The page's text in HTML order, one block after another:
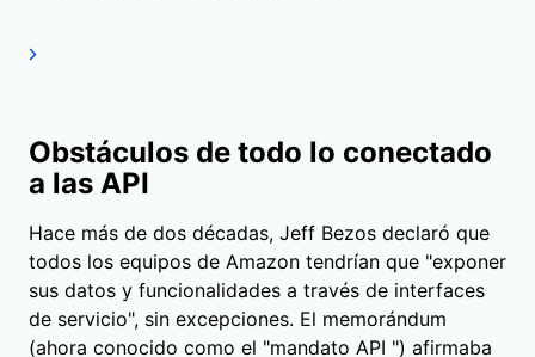
Obstáculos de todo lo conectado
a las API
Hace más de dos décadas, Jeff Bezos declaró que
todos los equipos de Amazon tendrían que "exponer
sus datos y funcionalidades a través de interfaces
de servicio", sin excepciones. El memorándum
(ahora conocido como el "mandato API ") afirmaba